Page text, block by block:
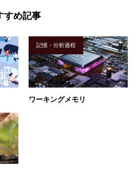
すめ記事
記憶・分析過程
ワーキングメモリ